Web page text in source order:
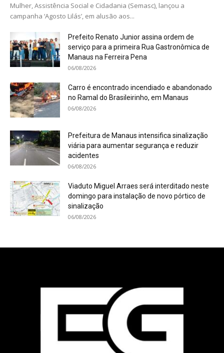
Mulher, Assistência Social e Cidadania (Semasc), lançou a
campanha ‘Agosto Lilás’, em alusão aos...
Prefeito Renato Junior assina ordem de
serviço para a primeira Rua Gastronômica de
Manaus na Ferreira Pena
06/08/2026
Carro é encontrado incendiado e abandonado
no Ramal do Brasileirinho, em Manaus
06/08/2026
Prefeitura de Manaus intensifica sinalização
viária para aumentar segurança e reduzir
acidentes
06/08/2026
Viaduto Miguel Arraes será interditado neste
domingo para instalação de novo pórtico de
sinalização
06/08/2026